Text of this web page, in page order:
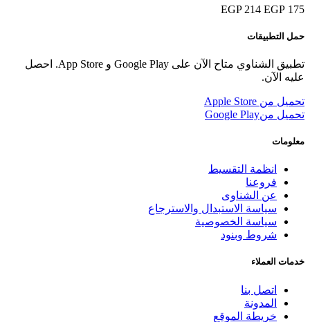
175 EGP
214 EGP
حمل التطبيقات
تطبيق الشناوي متاح الآن على Google Play و App Store. احصل
عليه الآن.
تحميل من Apple Store
تحميل منGoogle Play
معلومات
انظمة التقسيط
فروعنا
عن الشناوى
سياسة الاستبدال والاسترجاع
سياسة الخصوصية
شروط وبنود
خدمات العملاء
اتصل بنا
المدونة
خريطة الموقع